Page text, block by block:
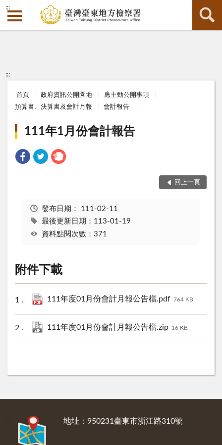
:::
:::
首頁 政府資訊公開園地
應主動公開事項
預算書、決算書及會計月報
會計報告
111年1月份會計報告
回上一頁
發布日期： 111-02-11
最後更新日期：113-01-19
資料點閱次數：371
附件下載
111年度01月份會計月報公告檔.pdf 764 KB
111年度01月份會計月報公告檔.zip 16 KB
地址：950231臺東市浙江路310號